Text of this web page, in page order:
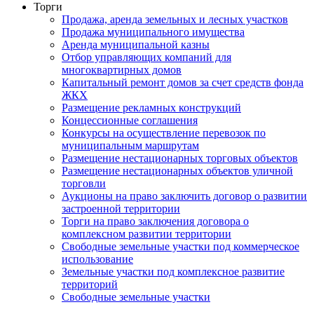
Торги
Продажа, аренда земельных и лесных участков
Продажа муниципального имущества
Аренда муниципальной казны
Отбор управляющих компаний для
многоквартирных домов
Капитальный ремонт домов за счет средств фонда
ЖКХ
Размещение рекламных конструкций
Концессионные соглашения
Конкурсы на осуществление перевозок по
муниципальным маршрутам
Размещение нестационарных торговых объектов
Размещение нестационарных объектов уличной
торговли
Аукционы на право заключить договор о развитии
застроенной территории
Торги на право заключения договора о
комплексном развитии территории
Свободные земельные участки под коммерческое
использование
Земельные участки под комплексное развитие
территорий
Свободные земельные участки